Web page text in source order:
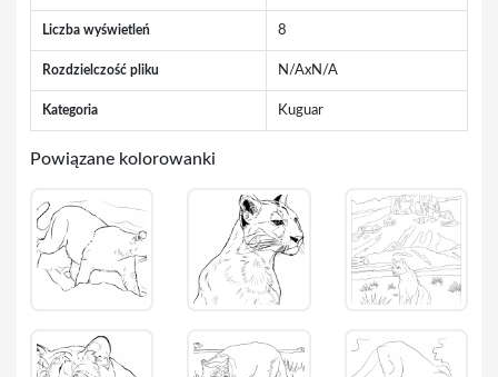
Liczba wyświetleń 8
Rozdzielczość pliku N/AxN/A
Kategoria Kuguar
Powiązane kolorowanki